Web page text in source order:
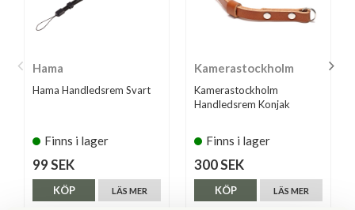
Hama
Hama Handledsrem Svart
Finns i lager
99 SEK
LÄS MER
KÖP
Kamerastockholm
Kamerastockholm
Handledsrem Konjak
Finns i lager
300 SEK
LÄS MER
KÖP